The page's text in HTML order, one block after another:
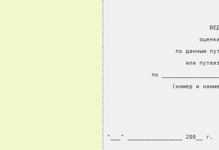
по данным
или
по
(номер и
"___" ________________ 200__ г.